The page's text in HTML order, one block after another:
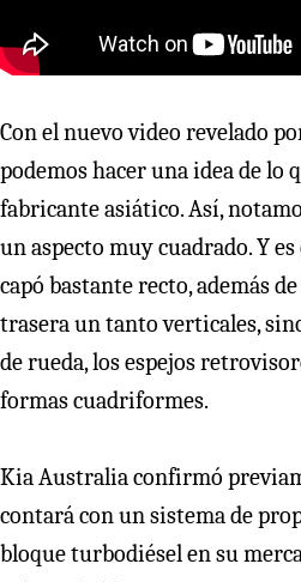
Con el nuevo video revelado
podemos hacer una idea de lo
fabricante asiático. Así,
un aspecto muy cuadrado. Y
capó bastante recto, además
trasera un tanto verticales,
de rueda, los espejos
formas cuadriformes.
Kia Australia confirmó
contará con un sistema de
bloque turbodiésel en su